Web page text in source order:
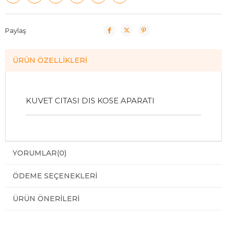
Paylaş
ÜRÜN ÖZELLIKLERI
KUVET CITASI DIS KOSE APARATI
YORUMLAR(0)
ÖDEME SEÇENEKLERI
ÜRÜN ÖNERILERI